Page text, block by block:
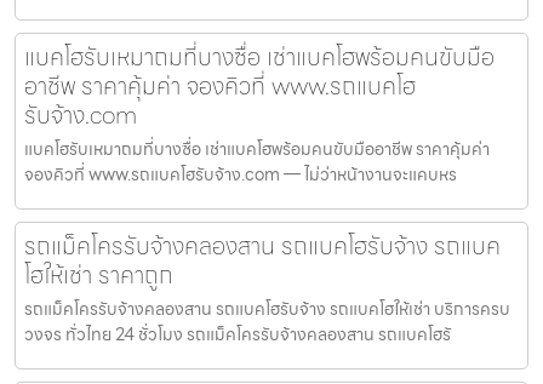
แบคโฮรับเหมาถมที่บางซื่อ เช่าแบคโฮพร้อมคนขับมือ
อาชีพ ราคาคุ้มค่า จองคิวที่ www.รถแบคโฮ
รับจ้าง.com
แบคโฮรับเหมาถมที่บางซื่อ เช่าแบคโฮพร้อมคนขับมืออาชีพ ราคาคุ้มค่า
จองคิวที่ www.รถแบคโฮรับจ้าง.com — ไม่ว่าหน้างานจะแคบหร
รถแม็คโครรับจ้างคลองสาน รถแบคโฮรับจ้าง รถแบค
โฮให้เช่า ราคาถูก
รถแม็คโครรับจ้างคลองสาน รถแบคโฮรับจ้าง รถแบคโฮให้เช่า บริการครบ
วงจร ทั่วไทย 24 ชั่วโมง รถแม็คโครรับจ้างคลองสาน รถแบคโฮรั